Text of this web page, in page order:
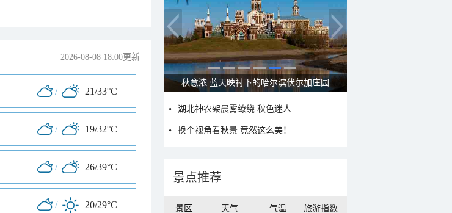
2026-08-08 18:00更新
/ 21/33°C
/ 19/32°C
/ 26/39°C
/ 20/29°C
大美新疆—帕米尔高原好风光
湖北神农架晨雾缭绕 秋色迷人
换个视角看秋景 竟然这么美！
景点推荐
景区 天气 气温 旅游指数